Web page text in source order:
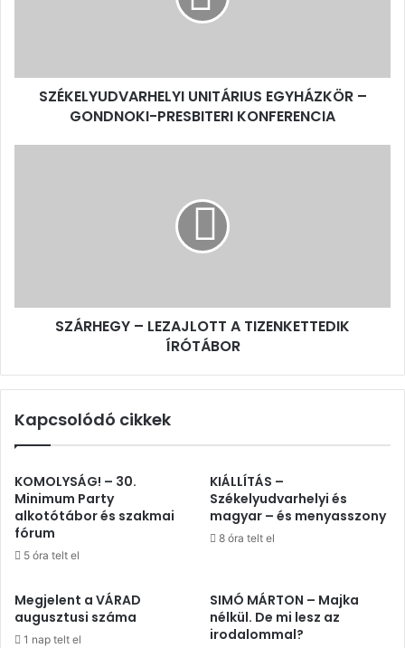
SZÉKELYUDVARHELYI UNITÁRIUS EGYHÁZKÖR –
GONDNOKI-PRESBITERI KONFERENCIA
SZÁRHEGY – LEZAJLOTT A TIZENKETTEDIK
ÍRÓTÁBOR
Kapcsolódó cikkek
KOMOLYSÁG! – 30.
Minimum Party
alkotótábor és szakmai
fórum
5 óra telt el
KIÁLLÍTÁS –
Székelyudvarhelyi és
magyar – és menyasszony
8 óra telt el
Megjelent a VÁRAD
augusztusi száma
1 nap telt el
SIMÓ MÁRTON – Majka
nélkül. De mi lesz az
irodalommal?